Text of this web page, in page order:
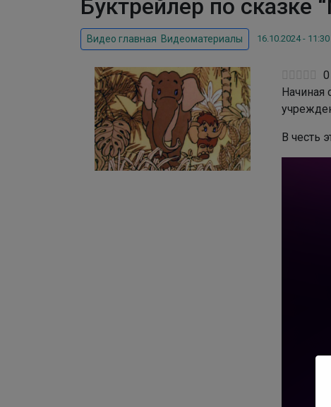
Видео главная Видеоматериалы 16.10.2024 - 11:30
0
Начиная
В честь